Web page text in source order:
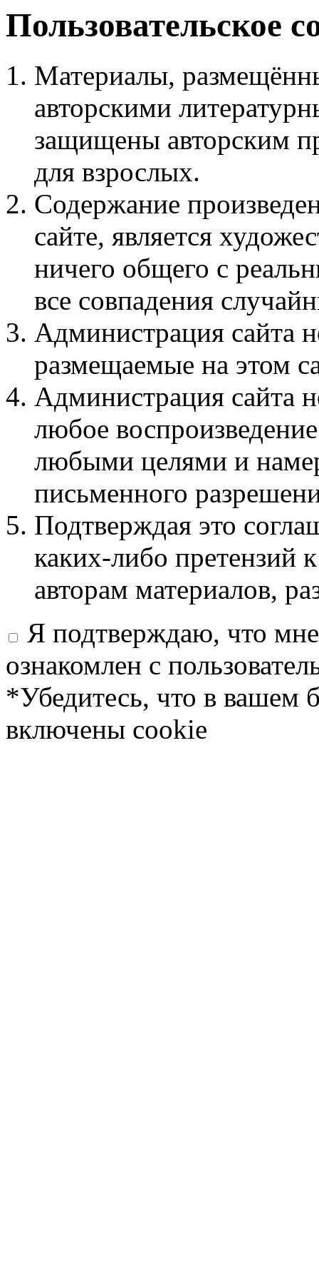
Пользовательское
Материалы,
авторскими
защищены авторским
для взрослых.
Содержание
сайте, является
ничего общего с
все совпадения
Администрация сайта
размещаемые на этом
Администрация сайта
любое
любыми целями и
письменного
Подтверждая это
каких-либо претензий
авторам материалов,
Я подтверждаю, что
ознакомлен с
*Убедитесь, что в вашем
включены cookie